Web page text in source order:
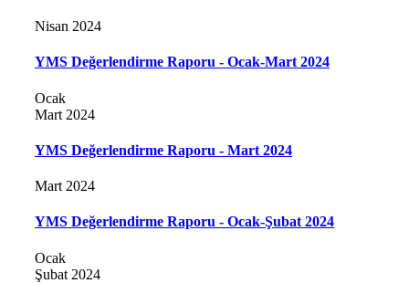
Nisan 2024
YMS Değerlendirme Raporu - Ocak-Mart 2024
Ocak
Mart 2024
YMS Değerlendirme Raporu - Mart 2024
Mart 2024
YMS Değerlendirme Raporu - Ocak-Şubat 2024
Ocak
Şubat 2024